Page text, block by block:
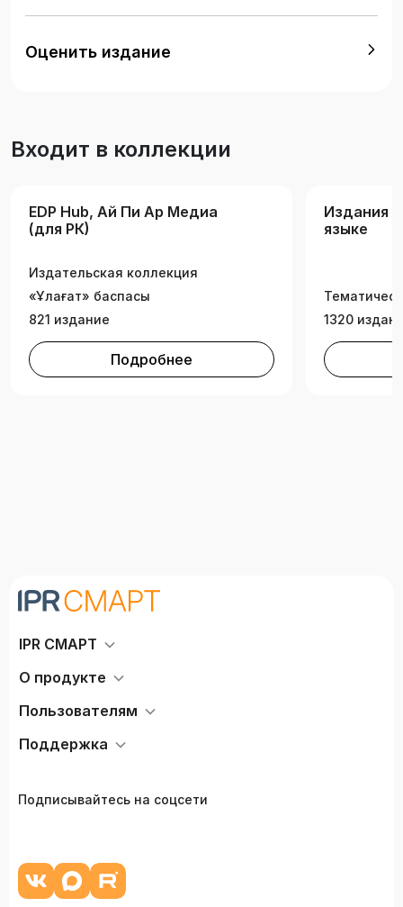
беру саласындағы жоғары білім беру
студенттеріне ұсынылады.
Оценить издание
Входит в коллекции
EDP Hub, Ай Пи Ар Медиа
(для РК)
Издательская коллекция
«Ұлағат» баспасы
821 издание
Подробнее
Издания
языке
1320
IPR СМАРТ
О продукте
Пользователям
Поддержка
Подписывайтесь на соцсети